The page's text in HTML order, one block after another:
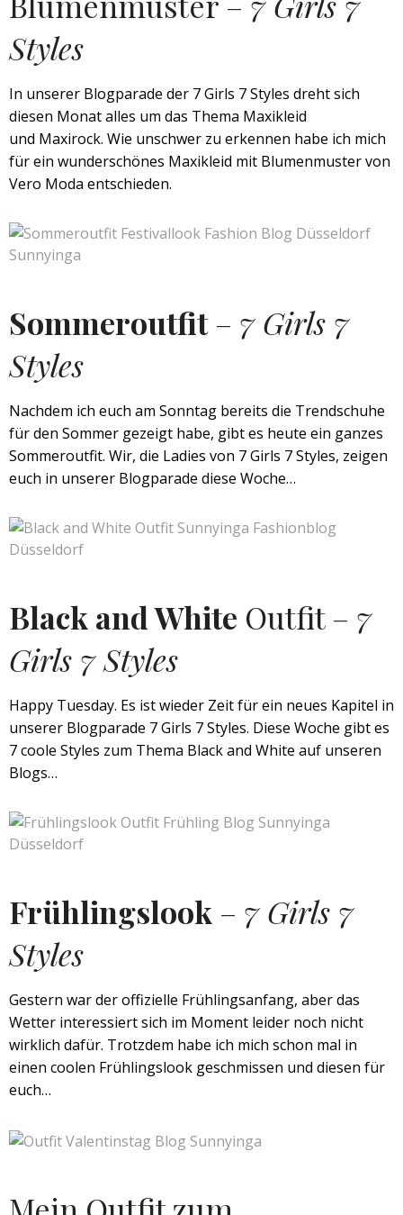
Styles
In unserer Blogparade der 7 Girls 7 Styles dreht sich
diesen Monat alles um das Thema Maxikleid
und Maxirock. Wie unschwer zu erkennen habe ich mich
für ein wunderschönes Maxikleid mit Blumenmuster von
Vero Moda entschieden.
Sommeroutfit– 7 Girls 7
Styles
Nachdem ich euch am Sonntag bereits die Trendschuhe
für den Sommer gezeigt habe, gibt es heute ein ganzes
Sommeroutfit. Wir, die Ladies von 7 Girls 7 Styles, zeigen
euch in unserer Blogparade diese Woche…
Black and White Outfit – 7
Girls 7 Styles
Happy Tuesday. Es ist wieder Zeit für ein neues Kapitel in
unserer Blogparade 7 Girls 7 Styles. Diese Woche gibt es
7 coole Styles zum Thema Black and White auf unseren
Blogs…
Frühlingslook – 7 Girls 7
Styles
Gestern war der offizielle Frühlingsanfang, aber das
Wetter interessiert sich im Moment leider noch nicht
wirklich dafür. Trotzdem habe ich mich schon mal in
einen coolen Frühlingslook geschmissen und diesen für
euch…